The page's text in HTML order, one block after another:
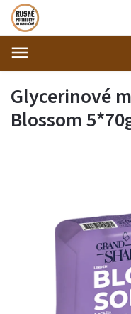
Glycerinové
Blossom